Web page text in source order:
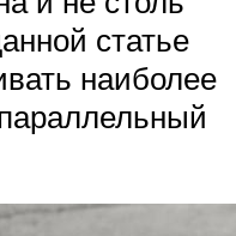
статье
наиболее